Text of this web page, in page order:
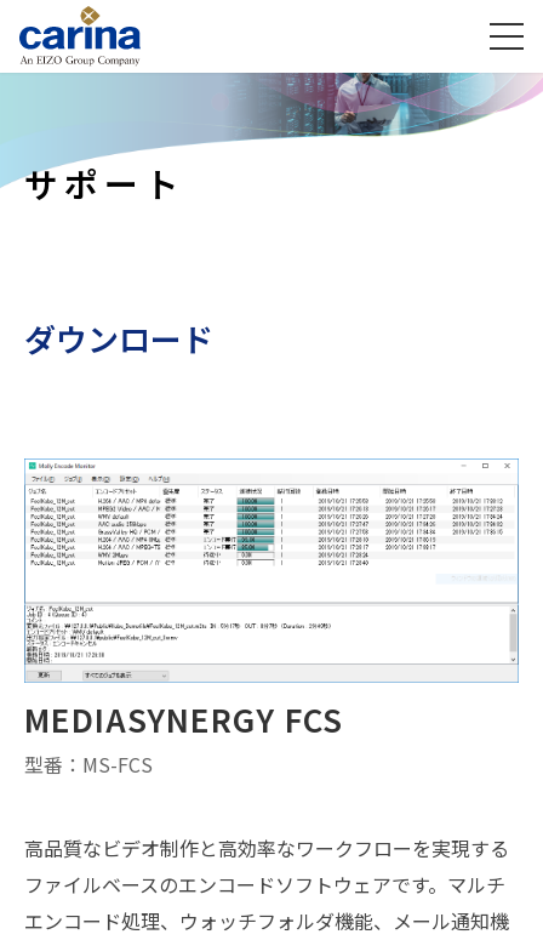
サポート
ダウンロード
MEDIASYNERGY FCS
型番：MS-FCS
高品質なビデオ制作と高効率なワークフローを実現する
ファイルベースのエンコードソフトウェアです。マルチ
エンコード処理、ウォッチフォルダ機能、メール通知機